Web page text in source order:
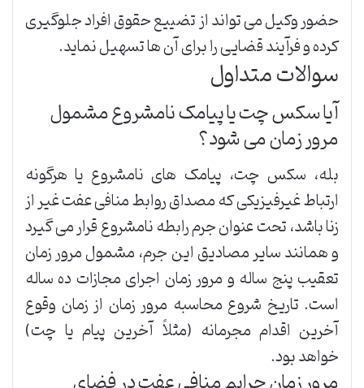
حضور وکیل می تواند از تضییع حقوق افراد جلوگیری
کرده و فرآیند قضایی را برای آن ها تسهیل نماید.
سوالات متداول
آیا سکس چت یا پیامک نامشروع مشمول
مرور زمان می شود؟
بله، سکس چت، پیامک های نامشروع یا هرگونه
ارتباط غیرفیزیکی که مصداق روابط منافی عفت غیر از
زنا باشد، تحت عنوان جرم رابطه نامشروع قرار می گیرد
و همانند سایر مصادیق این جرم، مشمول مرور زمان
تعقیب پنج ساله و مرور زمان اجرای مجازات ده ساله
است. تاریخ شروع محاسبه مرور زمان از زمان وقوع
آخرین اقدام مجرمانه (مثلاً آخرین پیام یا چت)
خواهد بود.